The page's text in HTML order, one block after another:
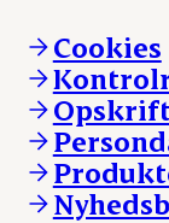
Vores
Vores
Kontakt
Andelsejere -
DAT-
ESS-
Fonden
KLS.se
Scanhide.dk
Cookies